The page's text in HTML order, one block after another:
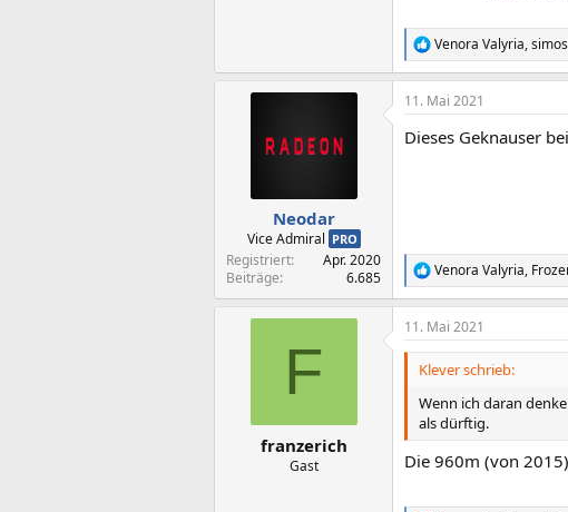
R
e
a
k
i
Venora Valyria,
Neodar
Vice Admiral PRO
Registriert
Apr. 2020
Beiträge
6.685
11. Mai 2021
Dieses Geknauser
R
e
a
k
t
n
n
:
Venora Valyria,
F
franzerich
Gast
11. Mai 2021
Klever schrieb:
Wenn ich daran
als dürftig.
Die 960m (von